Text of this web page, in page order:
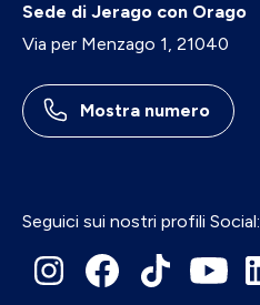
Sede di Jerago con Orago
Via per Menzago 1, 21040
Mostra numero
Seguici sui nostri profili Social: